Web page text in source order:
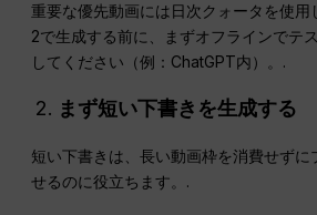
重要な優先動画には日次クォータを使
2で生成する前に、まずオフラインでテ
してください（例：ChatGPT内）。.
まず短い下書きを生成する
短い下書きは、長い動画枠を消費せずに
せるのに役立ちます。.